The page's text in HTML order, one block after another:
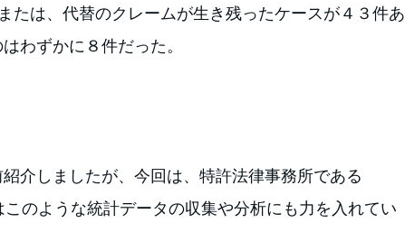
たは、代替のクレームが生き残ったケースが４３件あ
わずかに８件だった。
介しましたが、今回は、特許法律事務所である
のような統計データの収集や分析にも力を入れてい